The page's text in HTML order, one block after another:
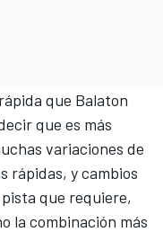
que Balaton
que es más
variaciones de
rápidas, y cambios
que requiere,
la combinación más